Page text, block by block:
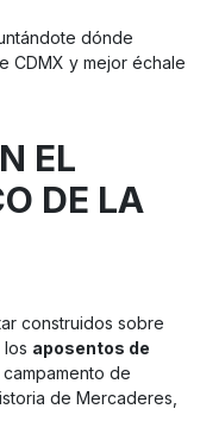
dónde
CDMX y mejor échale
EL
DE LA
construidos sobre
aposentos de
de
de Mercaderes,